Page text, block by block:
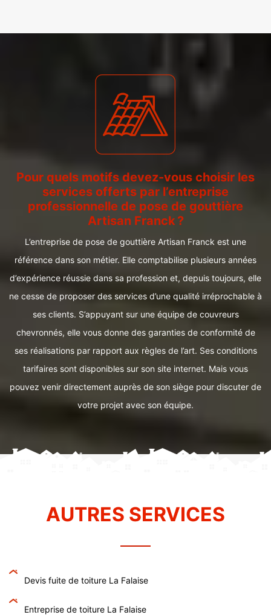
Pour quels motifs devez-vous choisir les
services offerts par l’entreprise
professionnelle de pose de gouttière
Artisan Franck ?
L’entreprise de pose de gouttière Artisan Franck est une
référence dans son métier. Elle comptabilise plusieurs années
d’expérience réussie dans sa profession et, depuis toujours, elle
ne cesse de proposer des services d’une qualité irréprochable à
ses clients. S’appuyant sur une équipe de couvreurs
chevronnés, elle vous donne des garanties de conformité de
ses réalisations par rapport aux règles de l’art. Ses conditions
tarifaires sont disponibles sur son site internet. Mais vous
pouvez venir directement auprès de son siège pour discuter de
votre projet avec son équipe.
AUTRES SERVICES
Devis fuite de toiture La Falaise
Entreprise de toiture La Falaise